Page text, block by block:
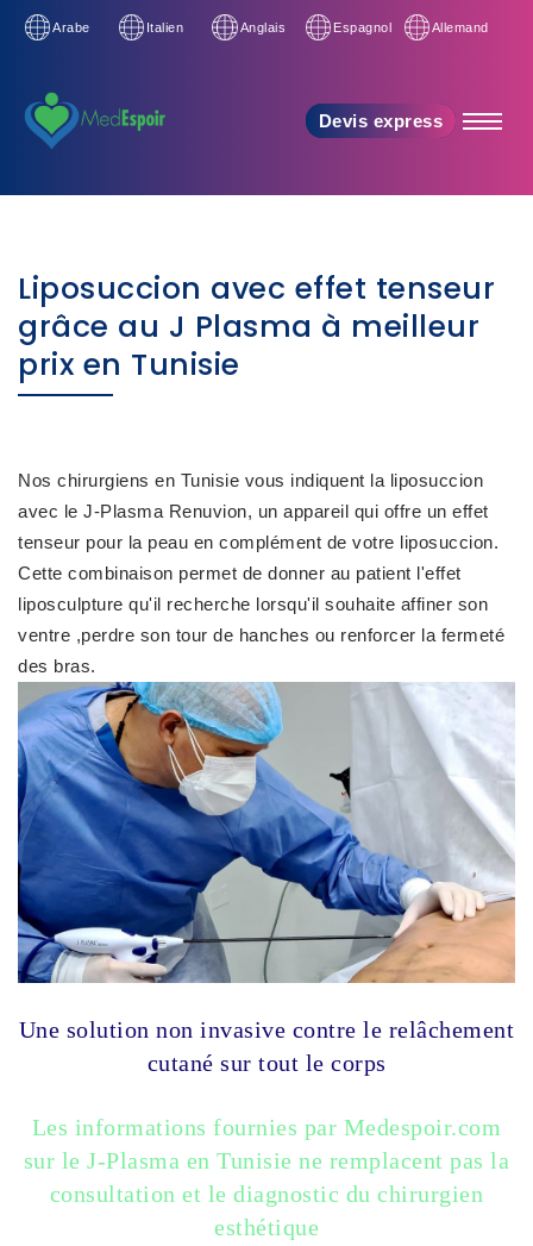
Arabe Italien Anglais Espagnol Allemand
Devis express
Liposuccion avec effet tenseur
grâce au J Plasma à meilleur
prix en Tunisie
Nos chirurgiens en Tunisie vous indiquent la liposuccion
avec le J-Plasma Renuvion, un appareil qui offre un effet
tenseur pour la peau en complément de votre liposuccion.
Cette combinaison permet de donner au patient l'effet
liposculpture qu'il recherche lorsqu'il souhaite affiner son
ventre ,perdre son tour de hanches ou renforcer la fermeté
des bras.
Une solution non invasive contre le relâchement
cutané sur tout le corps
Les informations fournies par Medespoir.com
sur le J-Plasma en Tunisie ne remplacent pas la
consultation et le diagnostic du chirurgien
esthétique